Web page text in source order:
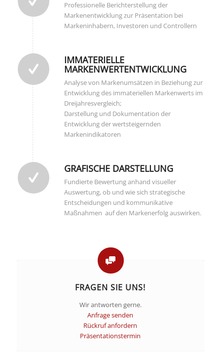
Professionelle Berichterstellung der
Markenentwicklung zur Präsentation bei
Markeninhabern, Investoren und Controllern
IMMATERIELLE
MARKENWERTENTWICKLUNG
Analyse von Markenumsätzen in Beziehung zur
Entwicklung des immateriellen Markenwerts im
Dreijahresvergleich;
Darstellung und Dokumentation der
Entwicklung der wertsteigernden
Markenindikatoren
GRAFISCHE DARSTELLUNG
Fundierte Bewertung anhand visueller
Auswertung, ob und wie sich strategische
Entscheidungen und kommunikative
Maßnahmen auf den Markenerfolg auswirken.
FRAGEN SIE UNS!
Wir antworten gerne.
Anfrage senden
Rückruf anfordern
Präsentationstermin